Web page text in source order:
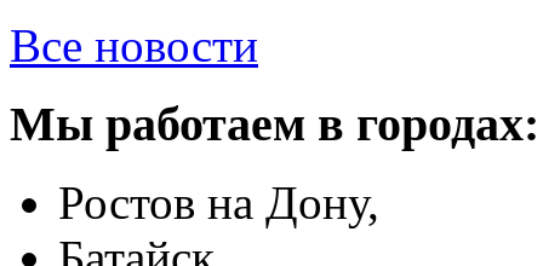
Все новости
Мы работаем в городах:
Ростов на Дону,